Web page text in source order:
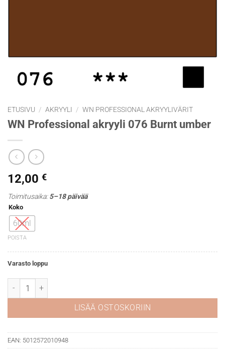
ETUSIVU / AKRYYLI / WN PROFESSIONAL AKRYYLIVÄRIT
WN Professional akryyli 076 Burnt umber
12,00 €
Toimitusaika:5–18 päivää
Koko
60ml
POISTA
Varasto loppu
WN Professional akryyli 076 Burnt umber määrä
LISÄÄ OSTOSKORIIN
EAN: 5012572010948